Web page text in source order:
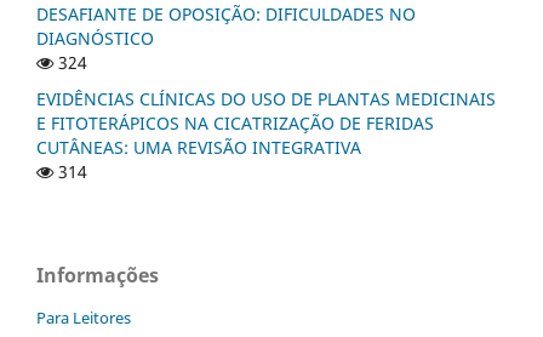
DESAFIANTE DE OPOSIÇÃO: DIFICULDADES NO
DIAGNÓSTICO
324
EVIDÊNCIAS CLÍNICAS DO USO DE PLANTAS MEDICINAIS
E FITOTERÁPICOS NA CICATRIZAÇÃO DE FERIDAS
CUTÂNEAS: UMA REVISÃO INTEGRATIVA
314
Informações
Para Leitores